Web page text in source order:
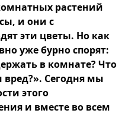
растений
и они с
эти цветы. Но как
уже бурно спорят:
в комнате? Что
вред?». Сегодня мы
этого
и вместе во всем